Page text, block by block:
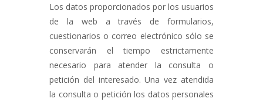
Los datos proporcionados por los usuarios
de la web a través de formularios,
cuestionarios o correo electrónico sólo se
conservarán el tiempo estrictamente
necesario para atender la consulta o
petición del interesado. Una vez atendida
la consulta o petición los datos personales